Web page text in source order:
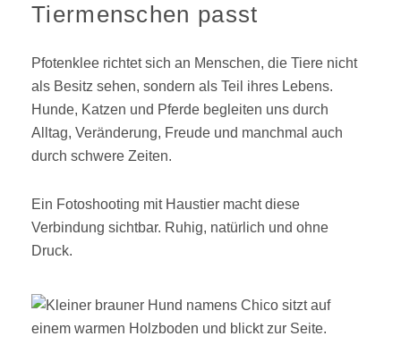
Tiermenschen passt
Pfotenklee richtet sich an Menschen, die Tiere nicht
als Besitz sehen, sondern als Teil ihres Lebens.
Hunde, Katzen und Pferde begleiten uns durch
Alltag, Veränderung, Freude und manchmal auch
durch schwere Zeiten.
Ein Fotoshooting mit Haustier macht diese
Verbindung sichtbar. Ruhig, natürlich und ohne
Druck.